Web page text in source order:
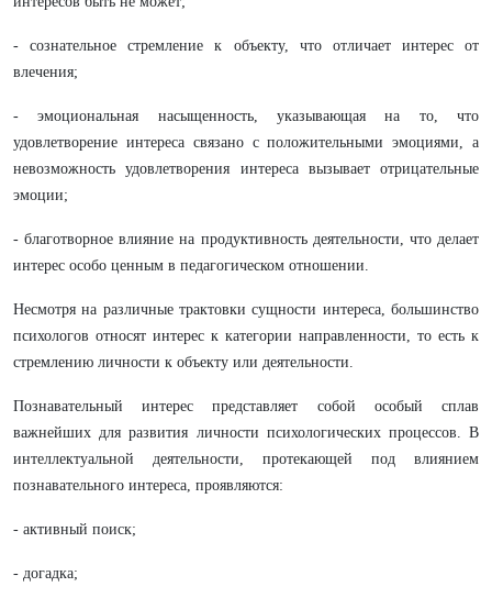
- сознательное стремление к объекту, что отличает интерес от
влечения;
- эмоциональная насыщенность, указывающая на то, что
удовлетворение интереса связано с положительными эмоциями, а
невозможность удовлетворения интереса вызывает отрицательные
эмоции;
- благотворное влияние на продуктивность деятельности, что делает
интерес особо ценным в педагогическом отношении.
Несмотря на различные трактовки сущности интереса, большинство
психологов относят интерес к категории направленности, то есть к
стремлению личности к объекту или деятельности.
Познавательный интерес представляет собой особый сплав
важнейших для развития личности психологических процессов. В
интеллектуальной деятельности, протекающей под влиянием
познавательного интереса, проявляются:
- активный поиск;
- догадка;